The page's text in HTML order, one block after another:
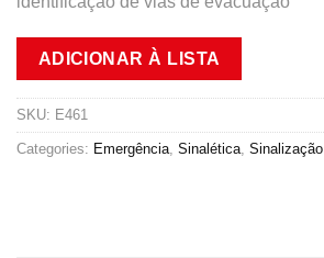
ADICIONAR À LISTA
SKU: E461
Categories: Emergência Sinalética Sinalização